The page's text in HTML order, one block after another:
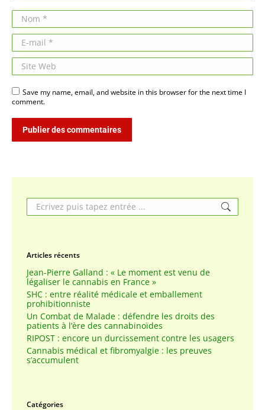
Nom *
E-mail *
Site Web
Save my name, email, and website in this browser for the next time I
comment.
Publier des commentaires
Search:
Articles récents
Jean-Pierre Galland : « Le moment est venu de
légaliser le cannabis en France »
SHC : entre réalité médicale et emballement
prohibitionniste
Un Combat de Malade : défendre les droits des
patients à l’ère des cannabinoïdes
RIPOST : encore un durcissement contre les usagers
Cannabis médical et fibromyalgie : les preuves
s’accumulent
Catégories